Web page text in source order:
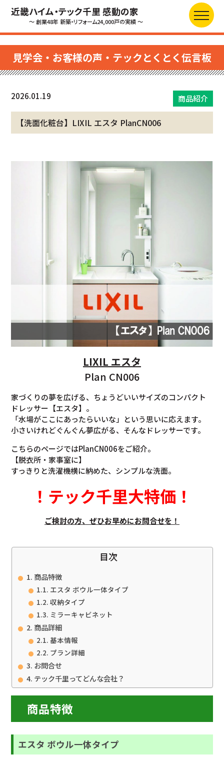
近畿ハイム・テック千里 感動の家
～ 創業48年 新築・リフォーム24,000戸の実績 ～
見学会・お客様の声・テックとくとく伝言板
2026.01.19 商品紹介
【洗面化粧台】LIXIL エスタ PlanCN006
LIXIL エスタ
Plan CN006
家づくりの夢を広げる、ちょうどいいサイズのコンパクト
ドレッサー【エスタ】。
「水場がここにあったらいいな」という思いに応えます。
小さいけれどぐんぐん夢広がる、そんなドレッサーです。
こちらのページではPlanCN006をご紹介。
【脱衣所・家事室に】
すっきりと洗濯機横に納めた、シンプルな洗面。
！ テック千里大特価 ！
ご検討の方、ぜひお早めにお問合せを！
目次
商品特徴
エスタ ボウル一体タイプ
収納タイプ
ミラーキャビネット
商品詳細
基本情報
プラン詳細
お問合せ
テック千里ってどんな会社？
商品特徴
エスタ ボウル一体タイプ